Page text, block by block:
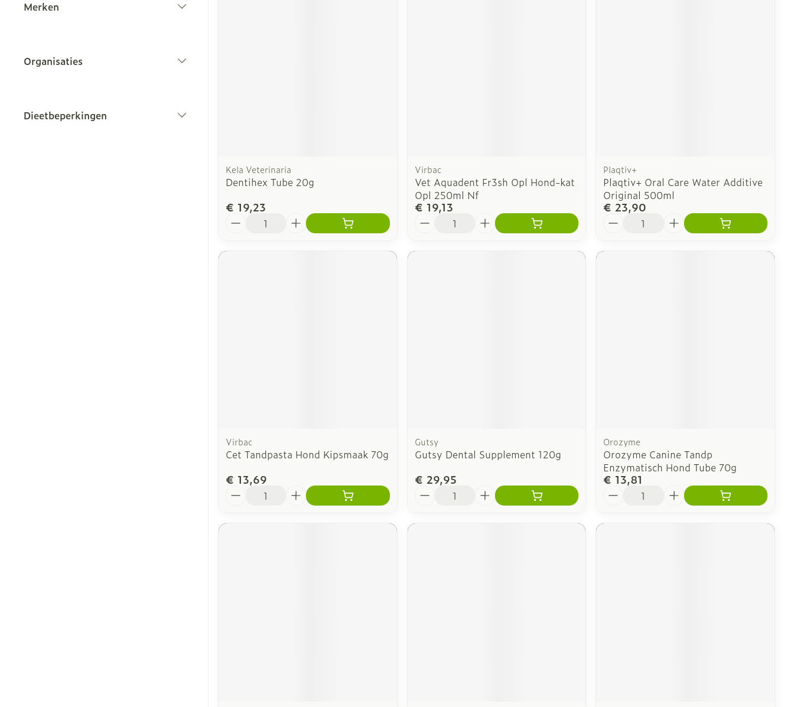
Merken
Organisaties
Dieetbeperkingen
Kela Veterinaria
Dentihex Tube 20g
€ 19,23
Virbac
Vet Aquadent Fr3sh Opl Hond-kat
Opl 250ml Nf
€ 19,13
Plaqtiv+
Plaqtiv+ Oral Care Water Additive
Original 500ml
€ 23,90
Virbac
Cet Tandpasta Hond Kipsmaak 70g
€ 13,69
Gutsy
Gutsy Dental Supplement 120g
€ 29,95
Orozyme
Orozyme Canine Tandp
Enzymatisch Hond Tube 70g
€ 13,81